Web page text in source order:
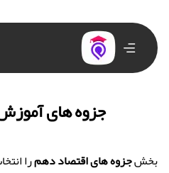
جزوه های
بخشجزوه های اقتصاد دهمرا